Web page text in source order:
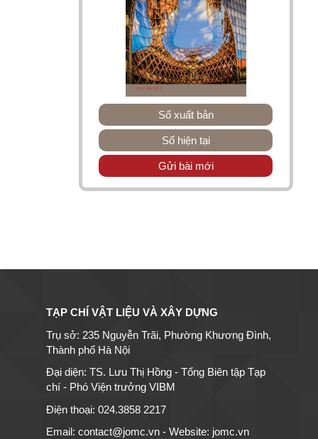
Số xuất bản
Số hiện tại
Gửi bài mới
TẠP CHÍ VẬT LIỆU VÀ XÂY DỰNG
Trụ sở: 235 Nguyễn Trãi, Phường Khương Đình,
Thành phố Hà Nội
Đại diện: TS. Lưu Thị Hồng - Tổng Biên tập Tạp
chí - Phó Viện trưởng VIBM
Điện thoại: 024.3858 2217
Email: contact@jomc.vn - Website: jomc.vn